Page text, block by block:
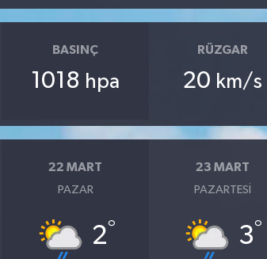
BASINÇ
1018 hpa
RÜZGAR
20 km/s
22 MART
PAZAR
2°
23 MART
PAZARTESI
3°